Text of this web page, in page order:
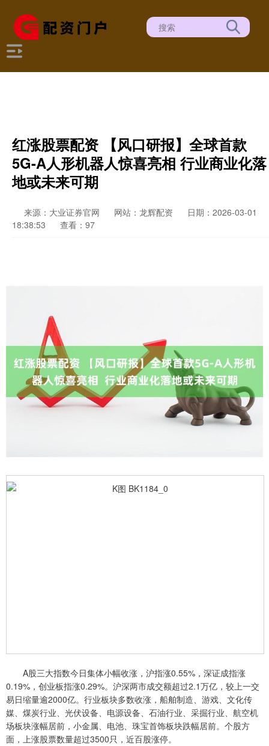
红涨股票配资 【风口研报】全球首款
5G-A人形机器人惊喜亮相 行业商业化落
地或未来可期
来源：大业证券官网 网站：龙辉配资
日期：2026-03-01
18:38:53
查看：97
A股三大指数今日集体小幅收涨，沪指涨0.55%，深证成指涨
0.19%，创业板指涨0.29%。沪深两市成交额超过2.1万亿，较上一交
易日缩量逾2000亿。行业板块多数收涨，船舶制造、游戏、文化传
媒、煤炭行业、光伏设备、电源设备、石油行业、采掘行业、航空机
场板块涨幅居前，小金属、电池、珠宝首饰板块跌幅居前。个股方
面，上涨股票数量超过3500只，近百股涨停。